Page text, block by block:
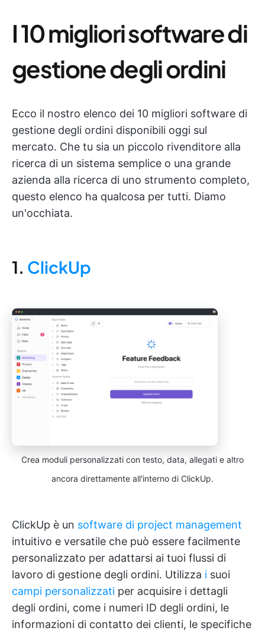
I 10 migliori software di
gestione degli ordini
Ecco il nostro elenco dei 10 migliori software di
gestione degli ordini disponibili oggi sul
mercato. Che tu sia un piccolo rivenditore alla
ricerca di un sistema semplice o una grande
azienda alla ricerca di uno strumento completo,
questo elenco ha qualcosa per tutti. Diamo
un'occhiata.
1. ClickUp
Crea moduli personalizzati con testo, data, allegati e altro
ancora direttamente all'interno di ClickUp.
ClickUp è un software di project management
intuitivo e versatile che può essere facilmente
personalizzato per adattarsi ai tuoi flussi di
lavoro di gestione degli ordini. Utilizza i suoi
campi personalizzati per acquisire i dettagli
degli ordini, come i numeri ID degli ordini, le
informazioni di contatto dei clienti, le specifiche